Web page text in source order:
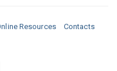
Resources Contacts